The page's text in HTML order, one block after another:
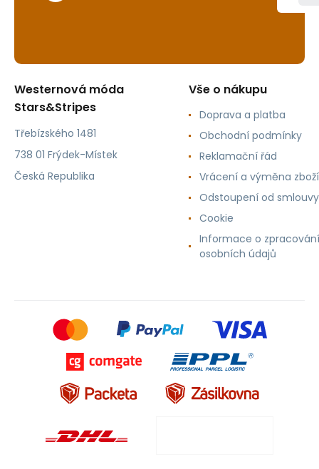
Westernová móda
Stars&Stripes
Třebízského 1481
738 01 Frýdek-Místek
Česká Republika
Vše o nákupu
Doprava a platba
Obchodní podmínky
Reklamační řád
Vrácení a výměna zboží
Odstoupení od smlouvy
Cookie
Informace o zpracování
osobních údajů